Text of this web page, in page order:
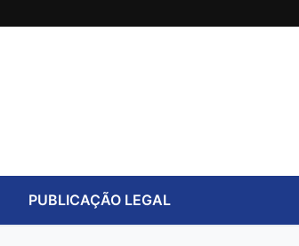
PUBLICAÇÃO LEGAL